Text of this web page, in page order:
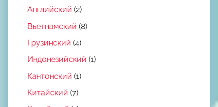
Английский (2)
Вьетнамский (8)
Грузинский (4)
Индонезийский (1)
Кантонский (1)
Китайский (7)